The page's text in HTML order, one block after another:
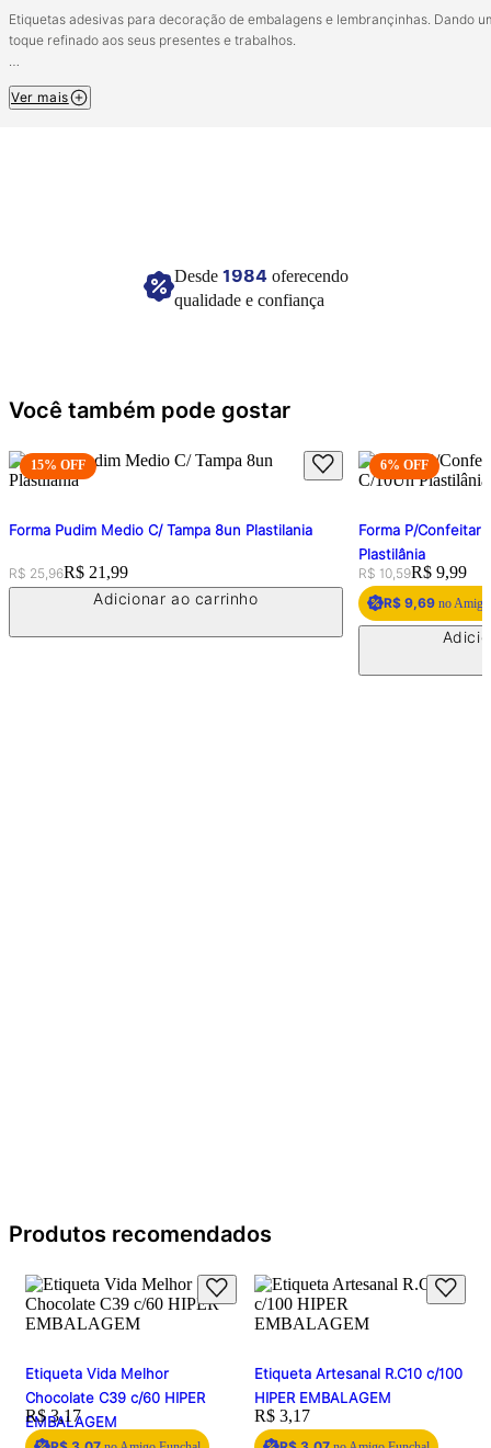
Etiquetas adesivas para decoração de embalagens e lembrançinhas. Dando
toque refinado aos seus presentes e trabalhos.
Contém 100 unidades.
Ver mais
Desde 1984oferecendo
qualidade e confiança
Você também pode gostar
15% OFF
Forma Pudim Medio C/ Tampa 8un Plastilania
Original price:
R$ 25,96Price:
R$ 21,99
Adicionar ao carrinho
6% OFF
Forma P/
Plastilânia
Original price:
R$ 10,59Price:
R$ 9,99
R$ 9,69no Amigo
Produtos recomendados
Etiqueta Vida Melhor
Chocolate C39 c/60 HIPER
EMBALAGEM
Price:
R$ 3,17
Etiqueta Artesanal R.C10 c/100
HIPER EMBALAGEM
Price:
R$ 3,17